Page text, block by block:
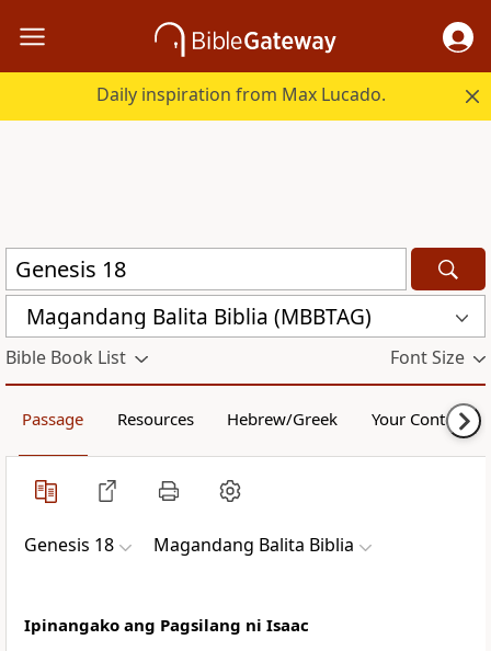
Daily inspiration from Max Lucado.
Magandang Balita Biblia (MBBTAG)
Bible Book List Font Size
Passage Resources Hebrew/Greek Your Content
Genesis 18 Magandang Balita Biblia
Ipinangako ang Pagsilang ni Isaac